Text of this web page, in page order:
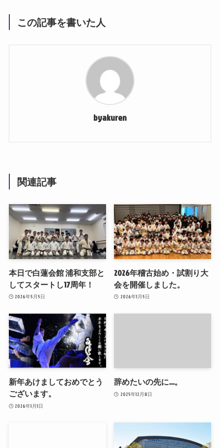
この記事を書いた人
byakuren
関連記事
本日で白蓮会館 浦和支部と
してスタートし17周年！
2026年5月5日
2026年稽古始め・試割り大
会を開催しました。
2026年1月5日
新年あけましておめでとう
ございます。
2026年1月1日
辞めたいの先に…。
2025年12月8日